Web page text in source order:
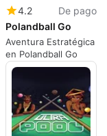
4.2
De pago
Polandball Go
Aventura Estratégica
en Polandball Go